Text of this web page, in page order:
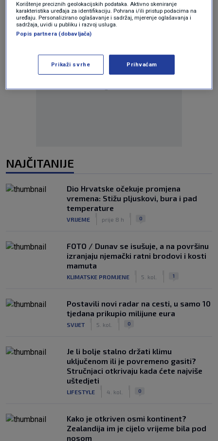
NAJČITANIJE
Dio Hrvatske očekuje promjena
vremena: Stižu pljuskovi, bura i pad
temperature
VRIJEME prije 8 h 0
FOTO / Dunav se isušuje, a na površinu
izranjaju njemački ratni brodovi i kosti
mamuta
KLIMATSKE PROMJENE 5. kol. 1
Postavili novi radar na cesti, u samo 10
tjedana prikupio milijune eura
SVIJET 5. kol. 0
Je li bolje stalno držati klimu
uključenom ili je povremeno gasiti?
Stručnjaci otkrivaju kada ćete najviše
uštedjeti
LIFESTYLE 4. kol. 0
Kako je otkriven osmi kontinent?
Zealandija im je cijelo vrijeme bila pod
nosom
Korištenje preciznih geolokacijskih podataka. Aktivno skeniranje
karakteristika uređaja za identifikaciju. Pohrana i/ili pristup podacima na
uređaju. Personalizirano oglašavanje i sadržaj, mjerenje oglašavanja i
sadržaja, uvidi u publiku i razvoj usluga.
Popis partnera (dobavljača)
Prikaži svrhe Prihvaćam